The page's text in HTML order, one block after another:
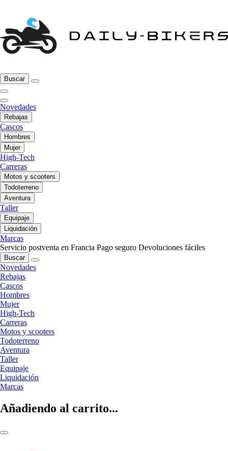
Buscar
Novedades
Rebajas
Cascos
Hombres
Mujer
High-Tech
Carreras
Motos y scooters
Todoterreno
Aventura
Taller
Equipaje
Liquidación
Marcas
Servicio postventa en Francia Pago seguro Devoluciones fáciles
Buscar
Novedades
Rebajas
Cascos
Hombres
Mujer
High-Tech
Carreras
Motos y scooters
Todoterreno
Aventura
Taller
Equipaje
Liquidación
Marcas
Añadiendo al carrito...